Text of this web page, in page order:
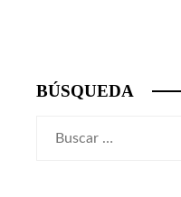
BÚSQUEDA